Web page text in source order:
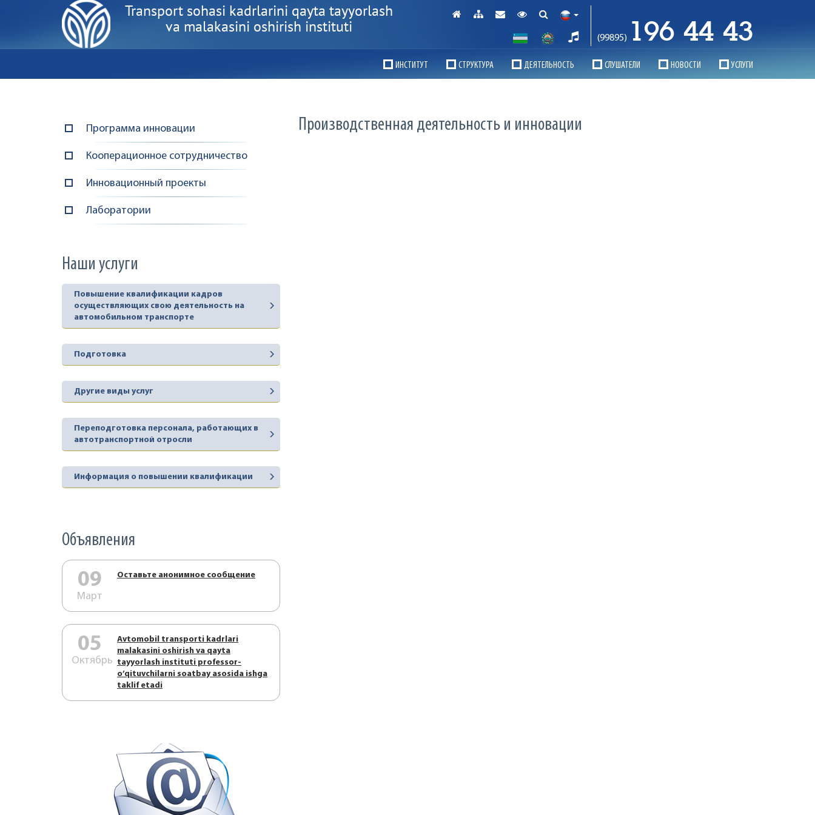
Transport sohasi kadrlarini qayta tayyorlash
va malakasini oshirish instituti
(99895) 196 44 43
ИНСТИТУТ СТРУКТУРА ДЕЯТЕЛЬНОСТЬ СЛУШАТЕЛИ НОВОСТИ УСЛУГИ
Программа инновации
Кооперационное сотрудничество
Инновационный проекты
Лаборатории
Наши услуги
Повышение квалификации кадров
осуществляющих свою деятельность на
автомобильном транспорте
Подготовка
Другие виды услуг
Переподготовка персонала, работающих в
автотранспортной отросли
Информация о повышении квалификации
Объявления
09
Март
Оставьте анонимное сообщение
05
Октябрь
Аvtоmоbil trаnspоrti kаdrlаri
mаlаkаsini оshirish vа qаytа
tаyyorlаsh instituti prоfеssоr-
o’qituvchilаrni sоаtbаy аsоsidа ishgа
tаklif etаdi
Производственная деятельность и инновации